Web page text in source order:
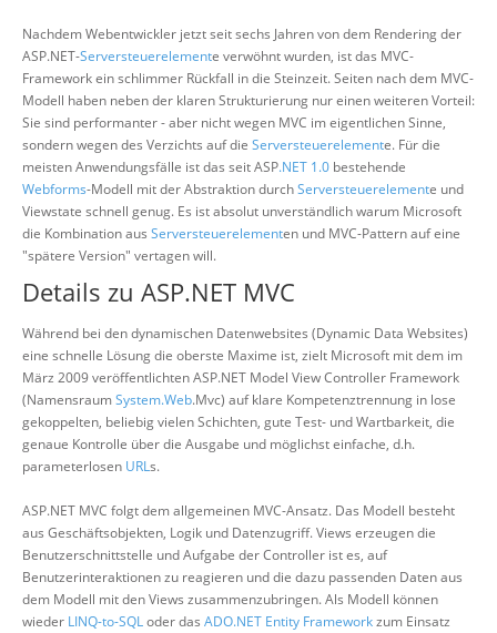
Nachdem Webentwickler jetzt seit sechs Jahren von dem Rendering der
ASP.NET-Serversteuerelemente verwöhnt wurden, ist das MVC-
Framework ein schlimmer Rückfall in die Steinzeit. Seiten nach dem MVC-
Modell haben neben der klaren Strukturierung nur einen weiteren Vorteil:
Sie sind performanter - aber nicht wegen MVC im eigentlichen Sinne,
sondern wegen des Verzichts auf die Serversteuerelemente. Für die
meisten Anwendungsfälle ist das seit ASP.NET 1.0 bestehende
Webforms-Modell mit der Abstraktion durchServersteuerelemente und
Viewstate schnell genug. Es ist absolut unverständlich warum Microsoft
die Kombination aus Serversteuerelementen und MVC-Pattern auf eine
"spätere Version" vertagen will.
Details zu ASP.NET MVC
Während bei den dynamischen Datenwebsites (Dynamic Data Websites)
eine schnelle Lösung die oberste Maxime ist, zielt Microsoft mit dem im
März 2009 veröffentlichten ASP.NET Model View Controller Framework
(NamensraumSystem.Web.Mvc) auf klare Kompetenztrennung in lose
gekoppelten, beliebig vielen Schichten, gute Test- und Wartbarkeit, die
genaue Kontrolle über die Ausgabe und möglichst einfache, d.h.
parameterlosen URLs.
ASP.NET MVC folgt dem allgemeinen MVC-Ansatz. Das Modell besteht
aus Geschäftsobjekten, Logik und Datenzugriff. Views erzeugen die
Benutzerschnittstelle und Aufgabe der Controller ist es, auf
Benutzerinteraktionen zu reagieren und die dazu passenden Daten aus
dem Modell mit den Views zusammenzubringen. Als Modell können
wieder LINQ-to-SQLoder das ADO.NET Entity Frameworkzum Einsatz